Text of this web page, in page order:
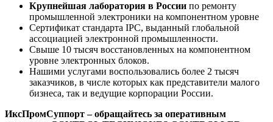
Крупнейшая лаборатория в России по ремонту
промышленной электроники на компонентном уровне
Сертификат стандарта IPC, выданный глобальной
ассоциацией электронной промышленности.
Свыше 10 тысяч восстановленных на компонентном
уровне электронных блоков.
Нашими услугами воспользовались более 2 тысяч
заказчиков, в числе которых как представители малого
бизнеса, так и ведущие корпорации России.
ИксПромСуппорт – обращайтесь за оперативным